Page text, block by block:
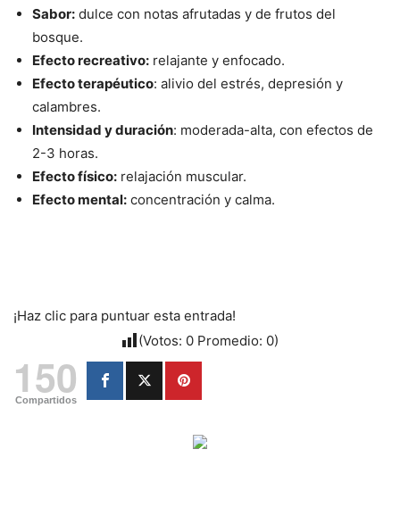
Sabor: dulce con notas afrutadas y de frutos del
bosque.
Efecto recreativo: relajante y enfocado.
Efecto terapéutico: alivio del estrés, depresión y
calambres.
Intensidad y duración: moderada-alta, con efectos de
2-3 horas.
Efecto físico: relajación muscular.
Efecto mental: concentración y calma.
¡Haz clic para puntuar esta entrada!
(Votos: 0 Promedio: 0)
150
Compartidos